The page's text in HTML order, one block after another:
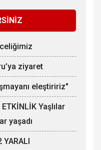
ziyaret
eleştiririz"
ETKİNLİK Yaşlılar
yaşadı